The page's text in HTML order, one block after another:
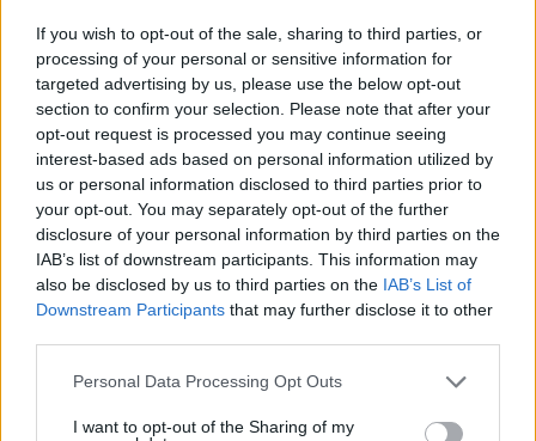
If you wish to opt-out of the sale, sharing to third parties, or
processing of your personal or sensitive information for
targeted advertising by us, please use the below opt-out
section to confirm your selection. Please note that after your
opt-out request is processed you may continue seeing
interest-based ads based on personal information utilized by
us or personal information disclosed to third parties prior to
your opt-out. You may separately opt-out of the further
disclosure of your personal information by third parties on the
IAB’s list of downstream participants. This information may
also be disclosed by us to third parties on the IAB’s List of
Downstream Participants that may further disclose it to other
Please note that this website/app uses one or more Google
not limited to your visit or usage behaviour. You may click to
Personal Data Processing Opt Outs
I want to opt-out of the Sharing of my
Το μέλλον της τεχνολογίας
27.07.2026, 06:00
Η Smart φοιτητική κατοικία στην καρδιά της Αθήνας
Επαγγελματική Εκπαίδευση & Εξειδίκευση: Το Mοντέλο που
σε Bάζει στην Aγορά Eργασίας
26.07.2026, 09:54
ΡΟΗ ΕΙΔΗΣΕΩΝ